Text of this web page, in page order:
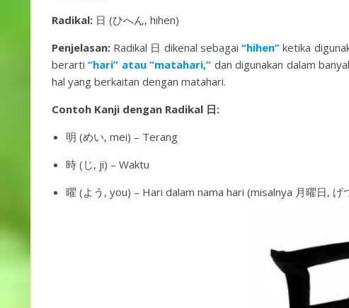
Radikal: 日 (ひへん, hihen)
Penjelasan: Radikal 日 dikenal sebagai“hihen” ketika
berarti “hari” atau “matahari,” dan digunakan dalam
hal yang berkaitan dengan matahari.
Contoh Kanji dengan Radikal 日:
明 (めい, mei) – Terang
時 (じ, ji) – Waktu
曜 (よう, you) – Hari dalam nama hari (misalnya 月曜日,